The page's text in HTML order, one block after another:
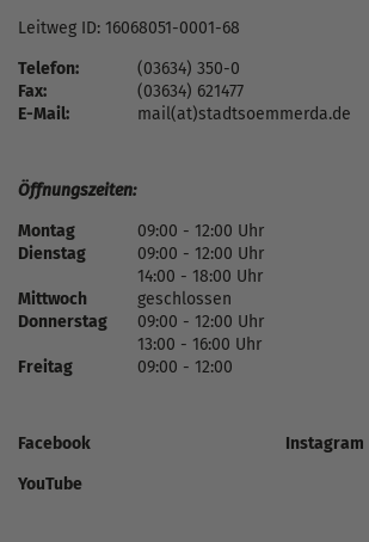
Leitweg ID: 16068051-0001-68
Telefon:
(03634) 350-0
Fax:
(03634) 621477
E-Mail:
mail(at)stadtsoemmerda.de
Öffnungszeiten:
Montag
09:00 - 12:00 Uhr
Dienstag
09:00 - 12:00 Uhr
14:00 - 18:00 Uhr
Mittwoch
geschlossen
Donnerstag
09:00 - 12:00 Uhr
13:00 - 16:00 Uhr
Freitag
09:00 - 12:00
Facebook
Instagram
YouTube